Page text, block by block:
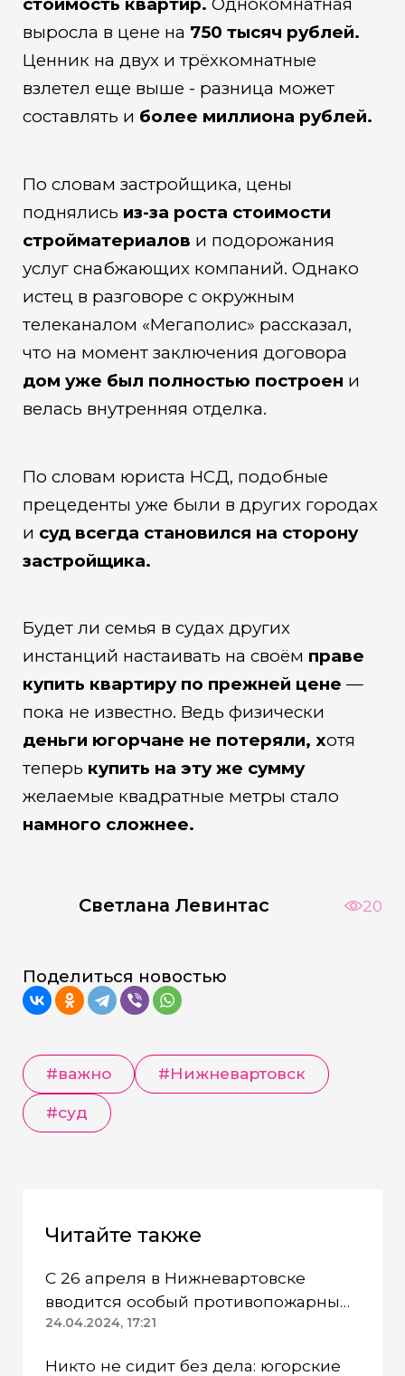
стоимость квартир. Однокомнатная
выросла в цене на 750 тысяч рублей.
Ценник на двух и трёхкомнатные
взлетел еще выше - разница может
составлять и более миллиона рублей.
По словам застройщика, цены
поднялись из-за роста стоимости
стройматериалов и подорожания
услуг снабжающих компаний. Однако
истец в разговоре с окружным
телеканалом «Мегаполис» рассказал,
что на момент заключения договора
дом уже был полностью построен и
велась внутренняя отделка.
По словам юриста НСД, подобные
прецеденты уже были в других городах
и суд всегда становился на сторону
застройщика.
Будет ли семья в судах других
инстанций настаивать на своём праве
купить квартиру по прежней цене —
пока не известно. Ведь физически
деньги югорчане не потеряли, хотя
теперь купить на эту же сумму
желаемые квадратные метры стало
намного сложнее.
Светлана Левинтас 20
Поделиться новостью
#важно #Нижневартовск
#суд
Читайте также
С 26 апреля в Нижневартовске
вводится особый противопожарный
режим
24.04.2024, 17:21
Никто не сидит без дела: югорские